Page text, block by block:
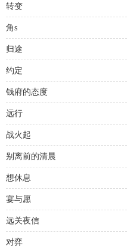
转变
角s
归途
约定
钱府的态度
远行
战火起
别离前的清晨
想休息
宴与愿
远关夜信
对弈